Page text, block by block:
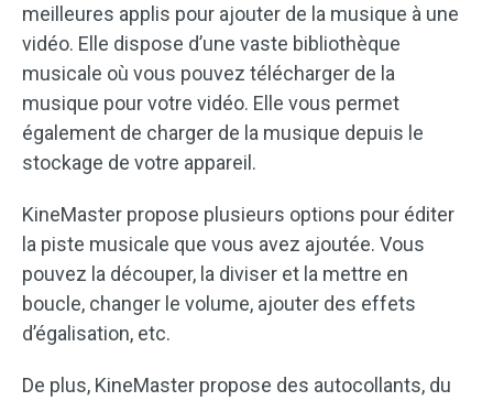
meilleures applis pour ajouter de la musique à une
vidéo. Elle dispose d’une vaste bibliothèque
musicale où vous pouvez télécharger de la
musique pour votre vidéo. Elle vous permet
également de charger de la musique depuis le
stockage de votre appareil.
KineMaster propose plusieurs options pour éditer
la piste musicale que vous avez ajoutée. Vous
pouvez la découper, la diviser et la mettre en
boucle, changer le volume, ajouter des effets
d’égalisation, etc.
De plus, KineMaster propose des autocollants, du